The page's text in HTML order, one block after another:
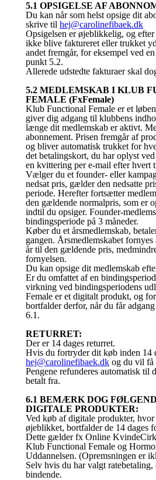
5.1 OPSIGELSE AF
Du kan når som helst opsige dit
skrive til hej@carolinefibaek.dk
Opsigelsen er øjeblikkelig, og
ikke blive faktureret eller trukket
andet fremgår, for eksempel ved
punkt 5.2.
Allerede udstedte fakturaer skal
5.2 MEDLEMSKAB I KLUB
FEMALE (FxFemale)
Klub Functional Female er et
giver dig adgang til klubbens
længe dit medlemskab er aktivt.
abonnement. Prisen fremgår af
og bliver automatisk trukket for
det betalingskort, du har oplyst
en kvittering per e-mail efter hvert
Vælger du et founder- eller
nedsat pris, gælder den nedsatte
periode. Herefter fortsætter
den gældende normalpris, som er
indtil du opsiger. Founder-
bindingsperiode på 3 måneder.
Køber du et årsmedlemskab,
gangen. Årsmedlemskabet
år til den gældende pris,
fornyelsen.
Du kan opsige dit medlemskab
Er du omfattet af en
virkning ved bindingsperiodens
Female er et digitalt produkt, og
bortfalder derfor, når du får
6.1.
RETURRET:
Der er 14 dages returret.
Hvis du fortryder dit køb inden 14
hej@carolinefibaek.dk og du vil få
Pengene refunderes automatisk til
betalt fra.
6.1 BEMÆRK DOG
DIGITALE PRODUKTER:
Ved køb af digitale produkter, hvor
øjeblikket, bortfalder de 14 dages
Dette gælder fx Online
Klub Functional Female og
Uddannelsen. (Opremsningen er
Selv hvis du har valgt ratebetaling,
bindende.